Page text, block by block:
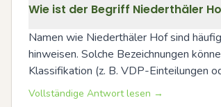
Wie ist der Begriff Niederthäler
Namen wie Niederthäler Hof sind
hinweisen. Solche Bezeichnungen
Klassifikation (z. B. VDP-Einteilungen
Vollständige Antwort lesen →